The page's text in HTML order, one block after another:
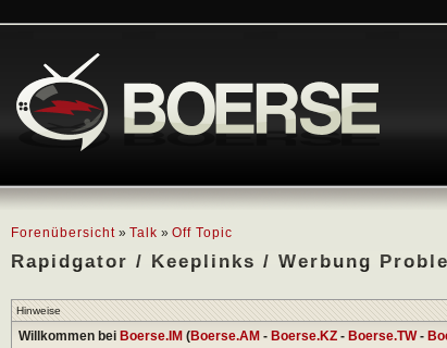
Forenübersicht » Talk » Off Topic
Rapidgator / Keeplinks / Werbung
Hinweise
Willkommen bei Boerse.IM (Boerse.AM - Boerse.KZ - Boerse.TW-